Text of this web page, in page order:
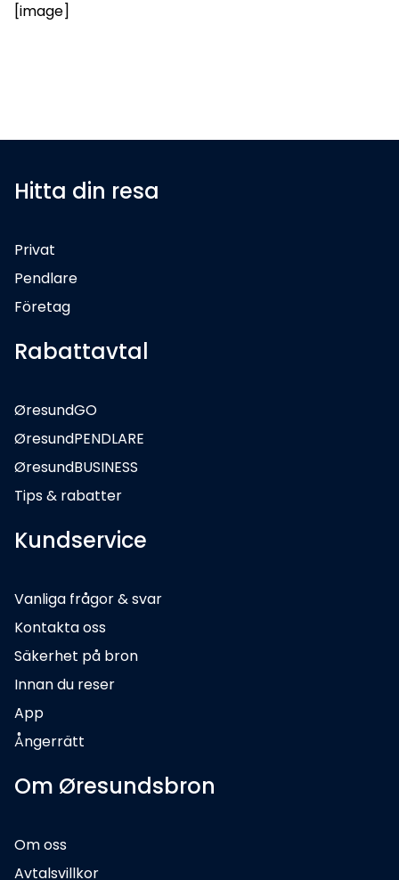
[image]
Hitta din resa
Privat
Pendlare
Företag
Rabattavtal
ØresundGO
ØresundPENDLARE
ØresundBUSINESS
Tips & rabatter
Kundservice
Vanliga frågor & svar
Kontakta oss
Säkerhet på bron
Innan du reser
App
Ångerrätt
Om Øresundsbron
Om oss
Avtalsvillkor